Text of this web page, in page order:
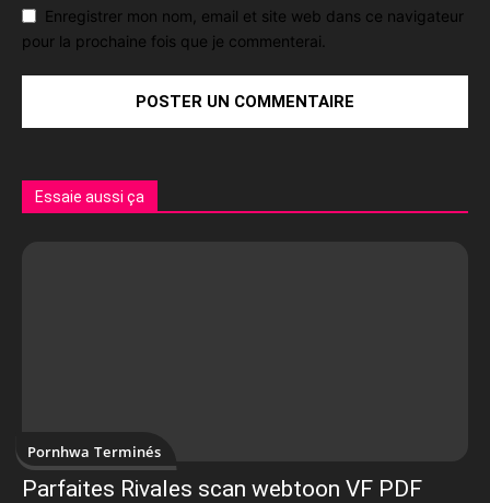
Enregistrer mon nom, email et site web dans ce navigateur
pour la prochaine fois que je commenterai.
Essaie aussi ça
Pornhwa Terminés
Parfaites Rivales scan webtoon VF PDF